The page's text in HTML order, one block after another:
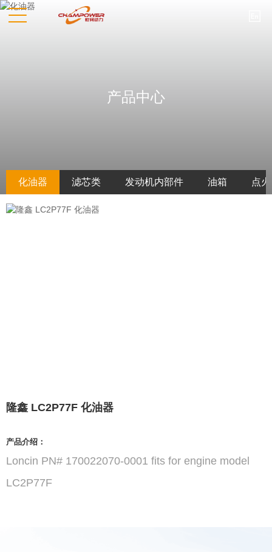
产品中心
化油器 滤芯类 发动机内部件 油箱 点
隆鑫 LC2P77F 化油器
产品介绍：
Loncin PN# 170022070-0001 fits for engine model
LC2P77F